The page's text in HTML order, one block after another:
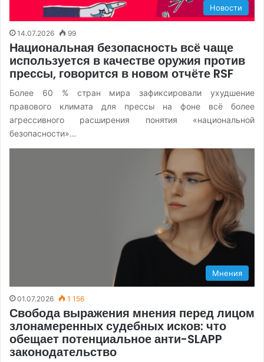
Новости
14.07.2026 99
Национальная безопасность всё чаще
используется в качестве оружия против
прессы, говорится в новом отчёте RSF
Более 60 % стран мира зафиксировали ухудшение
правового климата для прессы на фоне всё более
агрессивного расширения понятия «национальной
безопасности»…
Мнения
01.07.2026 1 156
Свобода выражения мнения перед лицом
злонамеренных судебных исков: что
обещает потенциальное анти-SLAPP
законодательство